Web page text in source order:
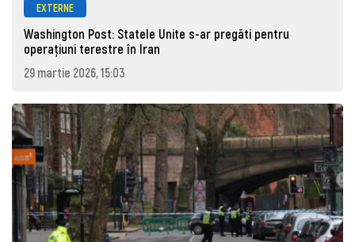
EXTERNE
Washington Post: Statele Unite s-ar pregăti pentru
operațiuni terestre în Iran
29 martie 2026, 15:03